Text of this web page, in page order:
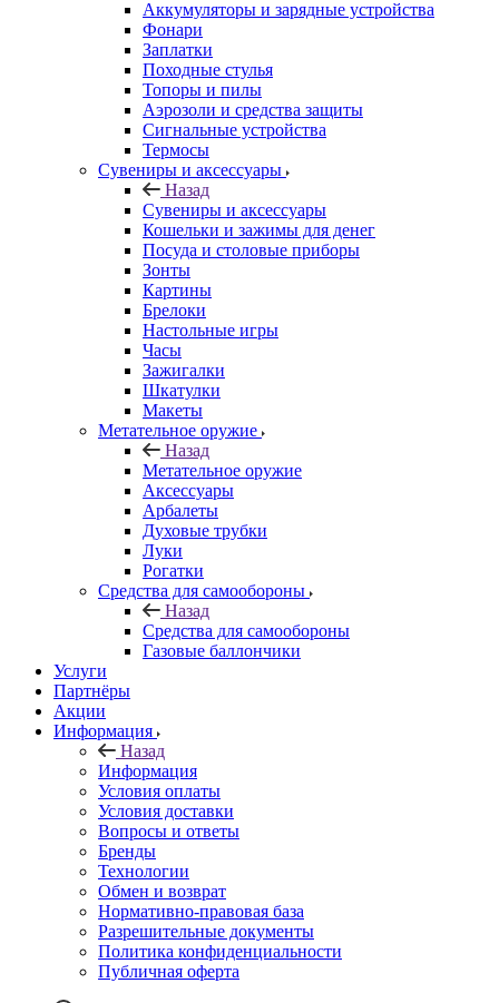
Аккумуляторы и зарядные устройства
Фонари
Заплатки
Походные стулья
Топоры и пилы
Аэрозоли и средства защиты
Сигнальные устройства
Термосы
Сувениры и аксессуары
Назад
Сувениры и аксессуары
Кошельки и зажимы для денег
Посуда и столовые приборы
Зонты
Картины
Брелоки
Настольные игры
Часы
Зажигалки
Шкатулки
Макеты
Метательное оружие
Назад
Метательное оружие
Аксессуары
Арбалеты
Духовые трубки
Луки
Рогатки
Средства для самообороны
Назад
Средства для самообороны
Газовые баллончики
Услуги
Партнёры
Акции
Информация
Назад
Информация
Условия оплаты
Условия доставки
Вопросы и ответы
Бренды
Технологии
Обмен и возврат
Нормативно-правовая база
Разрешительные документы
Политика конфиденциальности
Публичная оферта